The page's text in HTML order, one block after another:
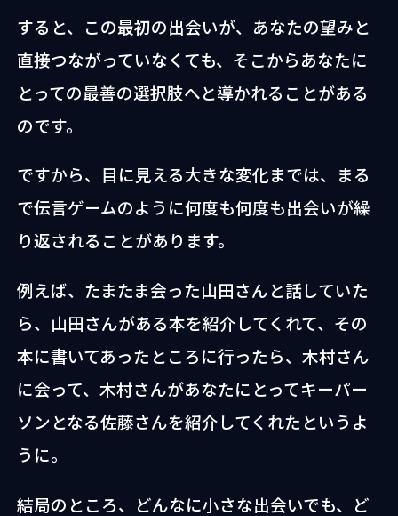
すると、この最初の出会いが、あなたの望みと
直接つながっていなくても、そこからあなたに
とっての最善の選択肢へと導かれることがある
のです。
ですから、目に見える大きな変化までは、まる
で伝言ゲームのように何度も何度も出会いが繰
り返されることがあります。
例えば、たまたま会った山田さんと話していた
ら、山田さんがある本を紹介してくれて、その
本に書いてあったところに行ったら、木村さん
に会って、木村さんがあなたにとってキーパー
ソンとなる佐藤さんを紹介してくれたというよ
うに。
結局のところ、どんなに小さな出会いでも、ど